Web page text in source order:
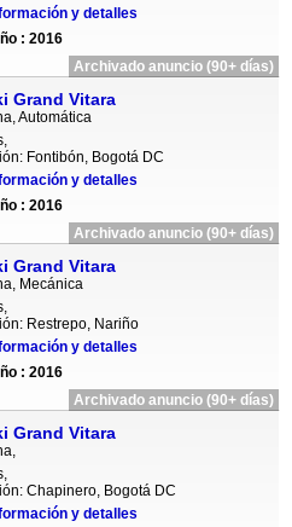
y detalles
: 2016
Archivado anuncio (90+ días)
Grand Vitara
Automática
Fontibón, Bogotá DC
y detalles
: 2016
Archivado anuncio (90+ días)
Grand Vitara
Mecánica
Restrepo, Nariño
y detalles
: 2016
Archivado anuncio (90+ días)
Grand Vitara
Chapinero, Bogotá DC
y detalles